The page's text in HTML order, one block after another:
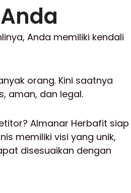
Anda memiliki kendali
orang. Kini saatnya
aman, dan legal.
Almanar Herbafit siap
memiliki visi yang unik,
disesuaikan dengan